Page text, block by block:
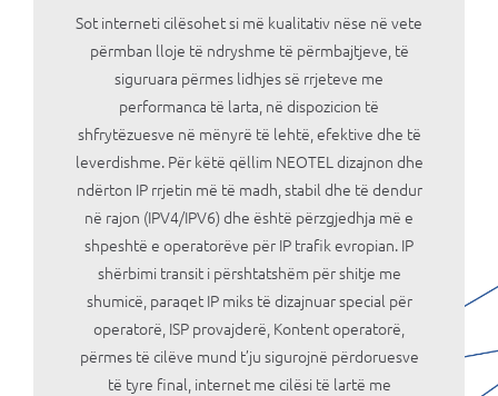
Sot interneti cilësohet si më kualitativ nëse në vete
përmban lloje të ndryshme të përmbajtjeve, të
siguruara përmes lidhjes së rrjeteve me
performanca të larta, në dispozicion të
shfrytëzuesve në mënyrë të lehtë, efektive dhe të
leverdishme. Për këtë qëllim NEOTEL dizajnon dhe
ndërton IP rrjetin më të madh, stabil dhe të dendur
në rajon (IPV4/IPV6) dhe është përzgjedhja më e
shpeshtë e operatorëve për IP trafik evropian. IP
shërbimi transit i përshtatshëm për shitje me
shumicë, paraqet IP miks të dizajnuar special për
operatorë, ISP provajderë, Kontent operatorë,
përmes të cilëve mund t’ju sigurojnë përdoruesve
të tyre final, internet me cilësi të lartë me